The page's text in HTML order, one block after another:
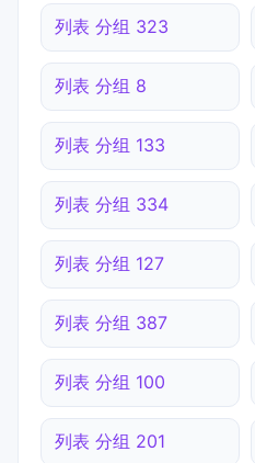
列表 分组 323
列表 分组 8
列表 分组 133
列表 分组 334
列表 分组 127
列表 分组 387
列表 分组 100
列表 分组 201